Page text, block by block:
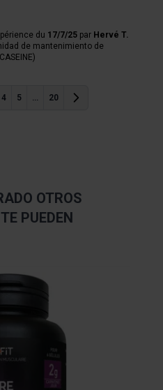
du 17/7/25 par Hervé T.
de mantenimiento de
4 5 20
Anterior
OTROS
PUEDEN
of the carousel is